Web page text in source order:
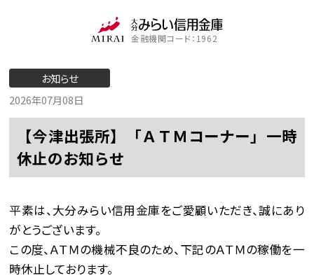
金融機関コード：1962
お知らせ
2026年07月08日
【今津出張所】「ＡＴＭコーナー」一時
休止のお知らせ
平素は、大分みらい信用金庫をご愛顧いただき、誠にあり
がとうございます。
この度、ＡＴＭの機械不良のため、下記のＡＴＭの稼働を一
時休止しております。